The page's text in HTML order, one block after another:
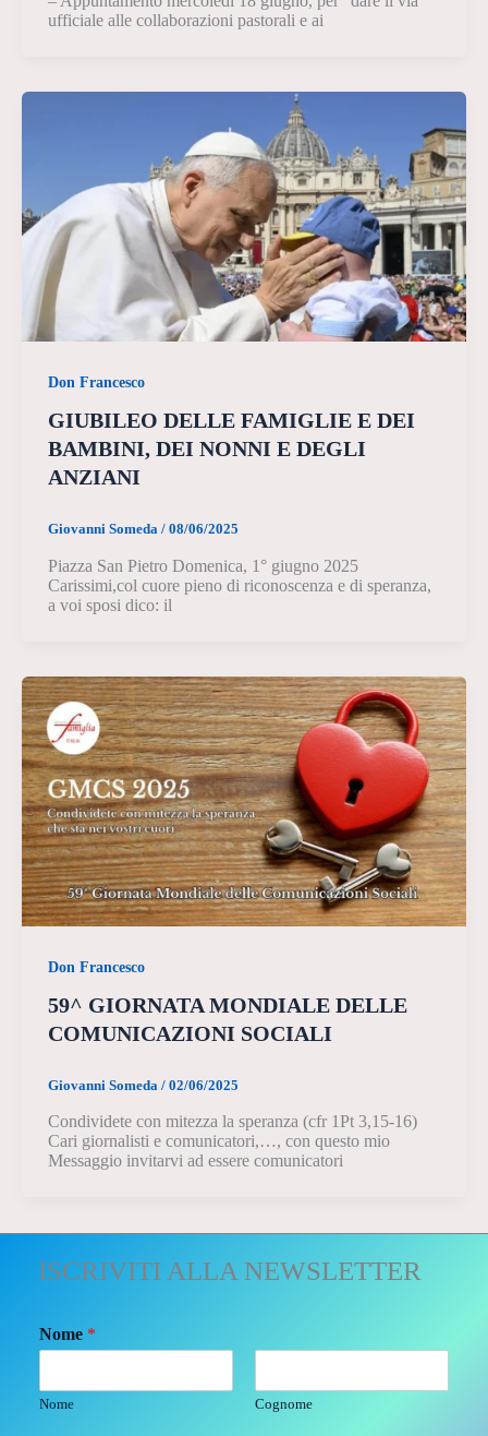
ufficiale alle collaborazioni pastorali e ai
Don Francesco
GIUBILEO DELLE FAMIGLIE E DEI
BAMBINI, DEI NONNI E DEGLI
ANZIANI
Giovanni Someda / 08/06/2025
Piazza San Pietro Domenica, 1° giugno 2025
Carissimi,col cuore pieno di riconoscenza e di speranza,
a voi sposi dico: il
Don Francesco
59^ GIORNATA MONDIALE DELLE
COMUNICAZIONI SOCIALI
Giovanni Someda / 02/06/2025
Condividete con mitezza la speranza (cfr 1Pt 3,15-16)
Cari giornalisti e comunicatori,…, con questo mio
Messaggio invitarvi ad essere comunicatori
ISCRIVITI ALLA NEWSLETTER
Nome *
Nome Cognome